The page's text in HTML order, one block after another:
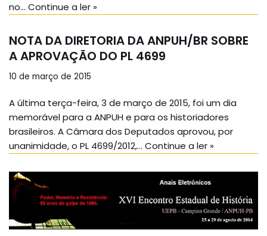
no… Continue a ler »
NOTA DA DIRETORIA DA ANPUH/BR SOBRE
A APROVAÇÃO DO PL 4699
10 de março de 2015
A última terça-feira, 3 de março de 2015, foi um dia
memorável para a ANPUH e para os historiadores
brasileiros. A Câmara dos Deputados aprovou, por
unanimidade, o PL 4699/2012,… Continue a ler »